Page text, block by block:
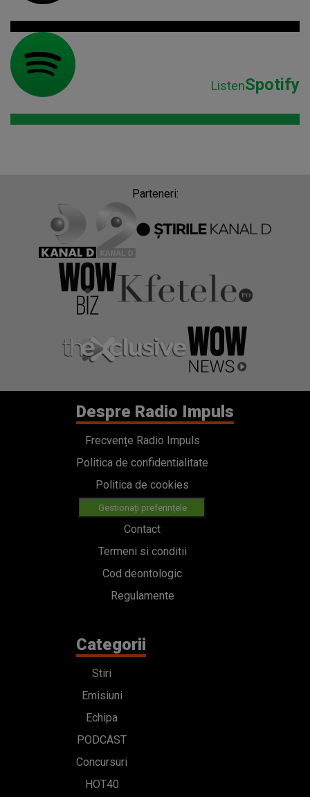
ListenSpotify
Parteneri:
Despre Radio Impuls
Frecvențe Radio Impuls
Politica de confidentialitate
Politica de cookies
Gestionați preferințele
Contact
Termeni si conditii
Cod deontologic
Regulamente
Categorii
Stiri
Emisiuni
Echipa
PODCAST
Concursuri
HOT40